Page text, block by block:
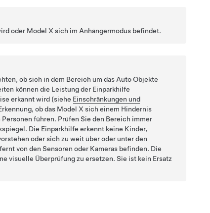
oder Model X sich im Anhängermodus befindet.
ob sich in dem Bereich um das Auto Objekte
können die Leistung der Einparkhilfe
erkannt wird (siehe Einschränkungen und
ob das Model X sich einem Hindernis
führen. Prüfen Sie den Bereich immer
Die Einparkhilfe erkennt keine Kinder,
oder sich zu weit über oder unter den
von denSensoren oder Kameras befinden. Die
visuelle Überprüfung zu ersetzen. Sie ist kein Ersatz